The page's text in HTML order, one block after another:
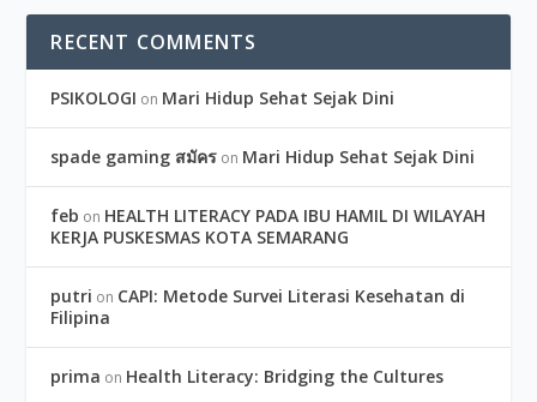
RECENT COMMENTS
PSIKOLOGI on Mari Hidup Sehat Sejak Dini
spade gaming สมัคร on Mari Hidup Sehat Sejak Dini
feb on HEALTH LITERACY PADA IBU HAMIL DI WILAYAH
KERJA PUSKESMAS KOTA SEMARANG
putri on CAPI: Metode Survei Literasi Kesehatan di
Filipina
prima on Health Literacy: Bridging the Cultures